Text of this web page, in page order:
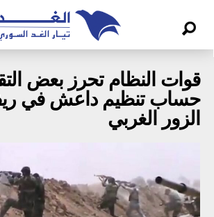
قوات النظام تحرز بعض
حساب تنظيم داعش في
الزور الغربي